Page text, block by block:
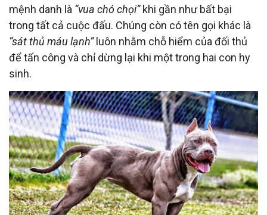
mệnh danh là “vua chó chọi”khi gần như bất bại
trong tất cả cuộc đấu. Chúng còn có tên gọi khác là
“sát thủ máu lạnh”luôn nhằm chỗ hiểm của đối thủ
để tấn công và chỉ dừng lại khi một trong hai con hy
sinh.